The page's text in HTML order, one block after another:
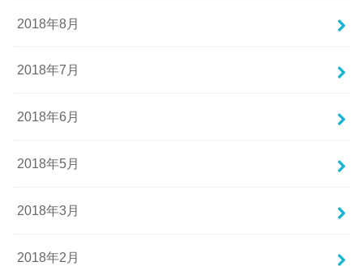
2018年8月
2018年7月
2018年6月
2018年5月
2018年3月
2018年2月